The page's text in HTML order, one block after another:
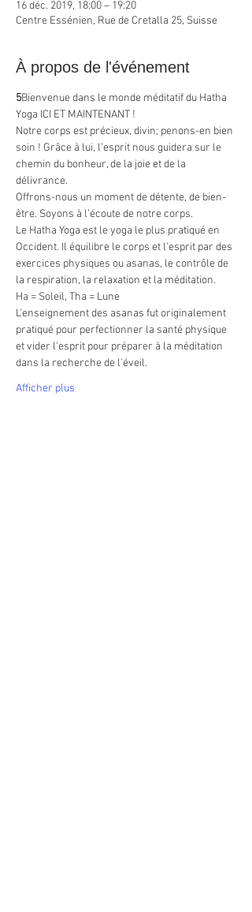
16 déc. 2019, 18:00 – 19:20
Centre Essénien, Rue de Cretalla 25, Suisse
À propos de l'événement
5Bienvenue dans le monde méditatif du Hatha
Yoga ICI ET MAINTENANT !
Notre corps est précieux, divin; penons-en bien
soin ! Grâce à lui, l’esprit nous guidera sur le
chemin du bonheur, de la joie et de la
délivrance.
Offrons-nous un moment de détente, de bien-
être. Soyons à l’écoute de notre corps.
Le Hatha Yoga est le yoga le plus pratiqué en
Occident. Il équilibre le corps et l'esprit par des
exercices physiques ou asanas, le contrôle de
la respiration, la relaxation et la méditation.
Ha = Soleil, Tha = Lune
L'enseignement des asanas fut originalement
pratiqué pour perfectionner la santé physique
et vider l'esprit pour préparer à la méditation
dans la recherche de l'éveil.
Afficher plus